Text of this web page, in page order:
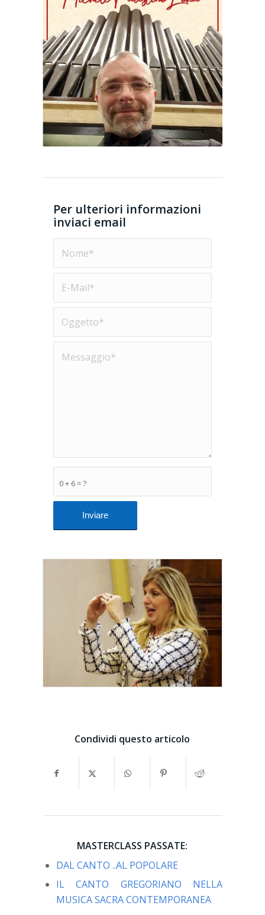
Per ulteriori informazioni
inviaci email
0 + 6 = ?
Condividi questo articolo
MASTERCLASS PASSATE:
DAL CANTO ..AL POPOLARE
IL CANTO GREGORIANO NELLA
MUSICA SACRA CONTEMPORANEA